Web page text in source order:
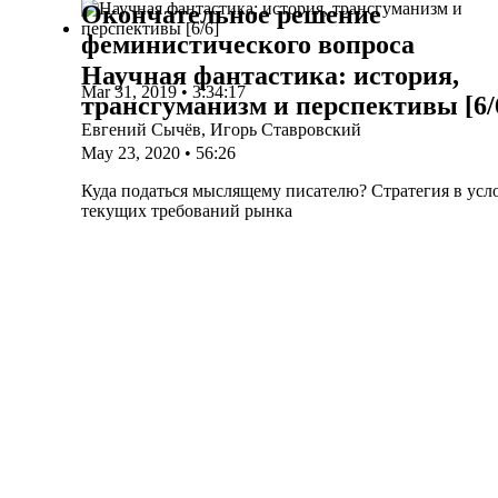
Научная фантастика: история,
трансгуманизм и перспективы
May 23, 2020 • 56:26
Куда подать­ся мыс­ля­ще­му писа­те­лю? Стра­те­гия в
теку­щих тре­бо­ва­ний рынка
Окончательное решение
феминистического вопроса
Mar 31, 2019 • 3:34:17
Евге­ний Сычёв, Игорь Ставровский